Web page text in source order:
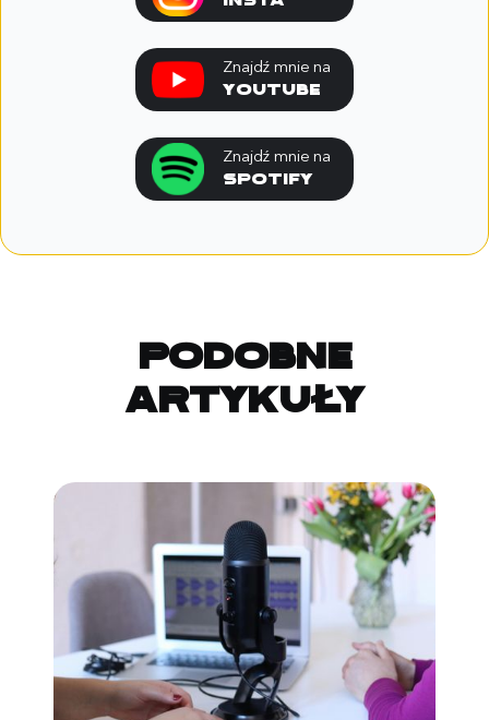
Znajdź mnie na
youtube
Znajdź mnie na
spotify
Podobne
artykuły